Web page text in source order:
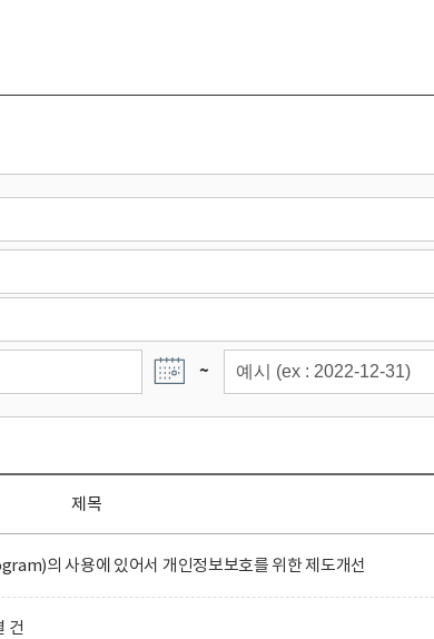
~
제목
의 사용에 있어서 개인정보보호를 위한 제도개선
건